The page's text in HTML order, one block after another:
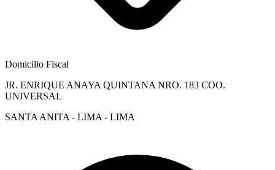
Domicilio Fiscal
JR. ENRIQUE ANAYA QUINTANA NRO. 183 COO.
UNIVERSAL
SANTA ANITA - LIMA - LIMA